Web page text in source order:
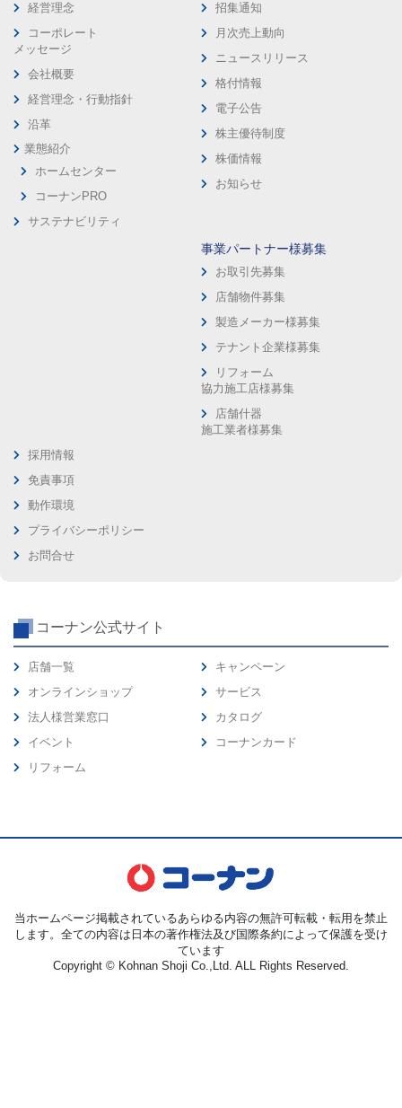
経営理念
コーポレート
メッセージ
会社概要
経営理念・行動指針
沿革
業態紹介
ホームセンター
コーナンPRO
サステナビリティ
招集通知
月次売上動向
ニュースリリース
格付情報
電子公告
株主優待制度
株価情報
お知らせ
事業パートナー様募集
お取引先募集
店舗物件募集
製造メーカー様募集
テナント企業様募集
リフォーム
協力施工店様募集
店舗什器
施工業者様募集
採用情報
免責事項
動作環境
プライバシーポリシー
お問合せ
コーナン公式サイト
店舗一覧
オンラインショップ
法人様営業窓口
イベント
リフォーム
キャンペーン
サービス
カタログ
コーナンカード
当ホームページ掲載されているあらゆる内容の無許可転載・転用を禁止
します。全ての内容は日本の著作権法及び国際条約によって保護を受け
ています
Copyright © Kohnan Shoji Co.,Ltd. ALL Rights Reserved.